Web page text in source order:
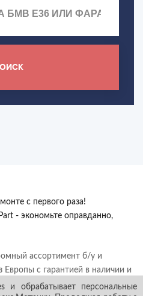
с первого раза!
- экономьте оправданно,
ассортимент б/у и
Европы с гарантией в наличии и
и обрабатывает персональные